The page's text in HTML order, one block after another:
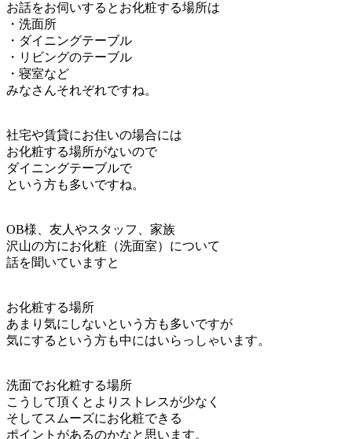
お話をお伺いするとお化粧する場所は
・洗面所
・ダイニングテーブル
・リビングのテーブル
・寝室など
みなさんそれぞれですね。
社宅や賃貸にお住いの場合には
お化粧する場所がないので
ダイニングテーブルで
という方も多いですね。
OB様、友人やスタッフ、家族
沢山の方にお化粧（洗面室）について
話を聞いていますと
お化粧する場所
あまり気にしないという方も多いですが
気にするという方も中にはいらっしゃいます。
洗面でお化粧する場所
こうして頂くとよりストレスが少なく
そしてスムーズにお化粧できる
ポイントがあるのかなと思います。